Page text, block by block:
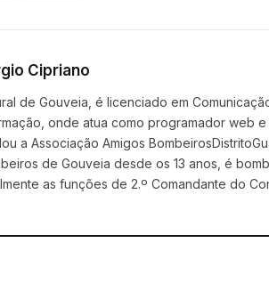
Cipriano
de Gouveia, é licenciado em
onde atua como programador web
a Associação Amigos
de Gouveia desde os 13 anos, é
as funções de 2.º Comandante do